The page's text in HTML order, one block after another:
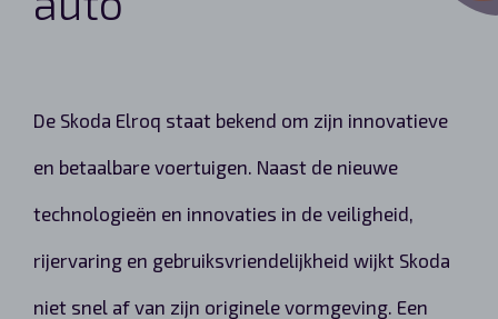
De Skoda Elroq staat bekend om zijn innovatieve
en betaalbare voertuigen. Naast de nieuwe
technologieën en innovaties in de veiligheid,
rijervaring en gebruiksvriendelijkheid wijkt Skoda
niet snel af van zijn originele vormgeving. Een